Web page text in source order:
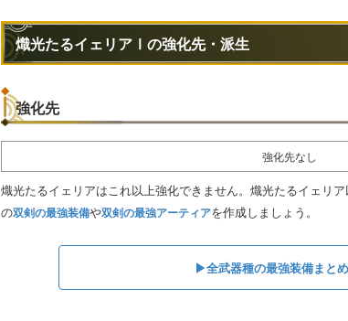
熾光たるイェリアⅠの強化先・派生
強化先
強化先なし
熾光たるイェリアはこれ以上強化できません。熾光たるイェリ
の双剣の最強装備や双剣の最強アーティアを作成しましょう。
▶︎全武器種の最強装備まと